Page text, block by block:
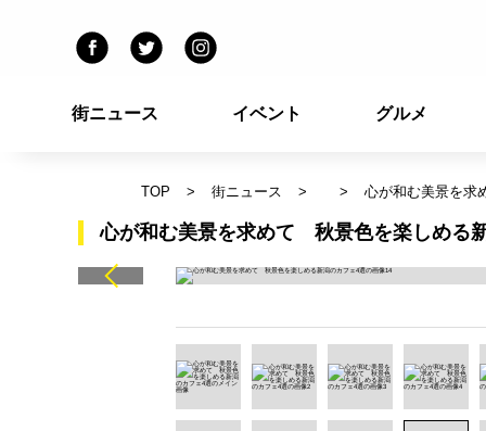
街ニュース イベント グルメ
TOP 街ニュース 心が和む美景を求
心が和む美景を求めて 秋景色を楽しめる